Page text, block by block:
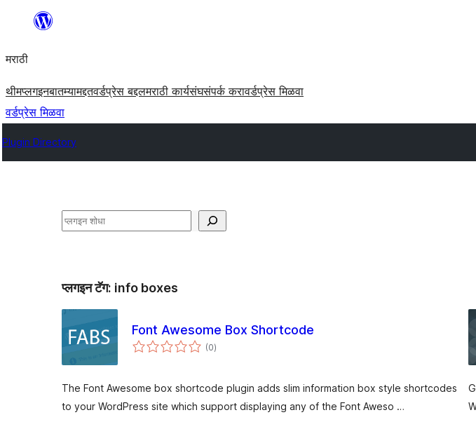
सामुग्रीवर
मराठी
थीमप्लगइनबातम्यामद्दतवर्डप्रेस बद्दलमराठी कार्यसंघसंपर्क करावर्डप्रेस मिळवा
वर्डप्रेस मिळवा
Plugin Directory
शोधा
प्लगइन टॅग: info boxes
Font Awesome Box Shortcode
(0एकूण
मूल्यांकन
)
The Font Awesome box shortcode plugin adds slim information box style shortcodes
to your WordPress site which support displaying any of the Font Aweso …